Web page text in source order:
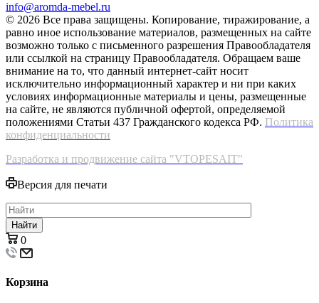
info@aromda-mebel.ru
© 2026 Все права защищены. Копирование, тиражирование, а
равно иное использование материалов, размещенных на сайте
возможно только с письменного разрешения Правообладателя
или ссылкой на страницу Правообладателя. Обращаем ваше
внимание на то, что данный интернет-сайт носит
исключительно информационный характер и ни при каких
условиях информационные материалы и цены, размещенные
на сайте, не являются публичной офертой, определяемой
положениями Статьи 437 Гражданского кодекса РФ. Политика
конфиденциальности
Разработка и продвижение сайта "VTOPESAIT"
Версия для печати
Найти
0
Корзина